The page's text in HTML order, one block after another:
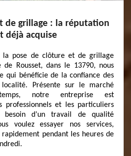
de grillage : la réputation
déjà acquise
la pose de clôture et de grillage
Rousset, dans le 13790, nous
qui bénéficie de la confiance des
Présente sur le marché
notre entreprise est
professionnels et les particuliers
d’un travail de qualité
voulez essayer nos services,
rapidement pendant les heures de